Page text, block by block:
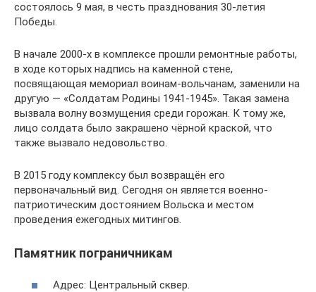
состоялось 9 мая, в честь празднования 30-летия
Победы.
В начале 2000-х в комплексе прошли ремонтные работы,
в ходе которых надпись на каменной стене,
посвящающая мемориал воинам-вольчанам, заменили на
другую — «Солдатам Родины 1941-1945». Такая замена
вызвала волну возмущения среди горожан. К тому же,
лицо солдата было закрашено чёрной краской, что
также вызвало недовольство.
В 2015 году комплексу был возвращён его
первоначальный вид. Сегодня он является военно-
патриотическим достоянием Вольска и местом
проведения ежегодных митингов.
Памятник пограничникам
Адрес: Центральный сквер.